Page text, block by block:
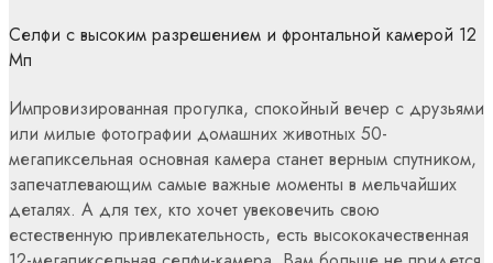
Селфи с высоким разрешением и фронтальной камерой 12
Мп
Импровизированная прогулка, спокойный вечер с друзьями
или милые фотографии домашних животных 50-
мегапиксельная основная камера станет верным спутником,
запечатлевающим самые важные моменты в мельчайших
деталях. А для тех, кто хочет увековечить свою
естественную привлекательность, есть высококачественная